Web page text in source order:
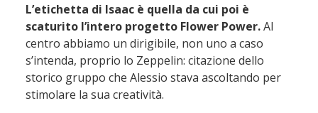
L’etichetta di Isaac è quella da cui poi è
scaturito l’intero progetto Flower Power.Al
centro abbiamo un dirigibile, non uno a caso
s’intenda, proprio lo Zeppelin: citazione dello
storico gruppo che Alessio stava ascoltando per
stimolare la sua creatività.